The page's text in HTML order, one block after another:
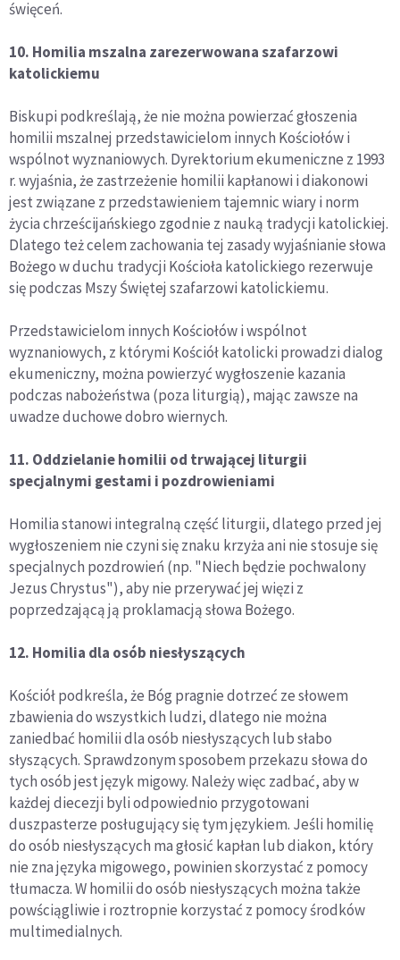
święceń.
10. Homilia mszalna zarezerwowana szafarzowi
katolickiemu
Biskupi podkreślają, że nie można powierzać głoszenia
homilii mszalnej przedstawicielom innych Kościołów i
wspólnot wyznaniowych. Dyrektorium ekumeniczne z 1993
r. wyjaśnia, że zastrzeżenie homilii kapłanowi i diakonowi
jest związane z przedstawieniem tajemnic wiary i norm
życia chrześcijańskiego zgodnie z nauką tradycji katolickiej.
Dlatego też celem zachowania tej zasady wyjaśnianie słowa
Bożego w duchu tradycji Kościoła katolickiego rezerwuje
się podczas Mszy Świętej szafarzowi katolickiemu.
Przedstawicielom innych Kościołów i wspólnot
wyznaniowych, z którymi Kościół katolicki prowadzi dialog
ekumeniczny, można powierzyć wygłoszenie kazania
podczas nabożeństwa (poza liturgią), mając zawsze na
uwadze duchowe dobro wiernych.
11. Oddzielanie homilii od trwającej liturgii
specjalnymi gestami i pozdrowieniami
Homilia stanowi integralną część liturgii, dlatego przed jej
wygłoszeniem nie czyni się znaku krzyża ani nie stosuje się
specjalnych pozdrowień (np. "Niech będzie pochwalony
Jezus Chrystus"), aby nie przerywać jej więzi z
poprzedzającą ją proklamacją słowa Bożego.
12. Homilia dla osób niesłyszących
Kościół podkreśla, że Bóg pragnie dotrzeć ze słowem
zbawienia do wszystkich ludzi, dlatego nie można
zaniedbać homilii dla osób niesłyszących lub słabo
słyszących. Sprawdzonym sposobem przekazu słowa do
tych osób jest język migowy. Należy więc zadbać, aby w
każdej diecezji byli odpowiednio przygotowani
duszpasterze posługujący się tym językiem. Jeśli homilię
do osób niesłyszących ma głosić kapłan lub diakon, który
nie zna języka migowego, powinien skorzystać z pomocy
tłumacza. W homilii do osób niesłyszących można także
powściągliwie i roztropnie korzystać z pomocy środków
multimedialnych.